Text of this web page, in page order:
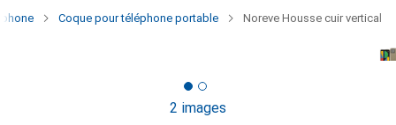
Coque pour téléphone portable Noreve Housse cuir vertical
2 images